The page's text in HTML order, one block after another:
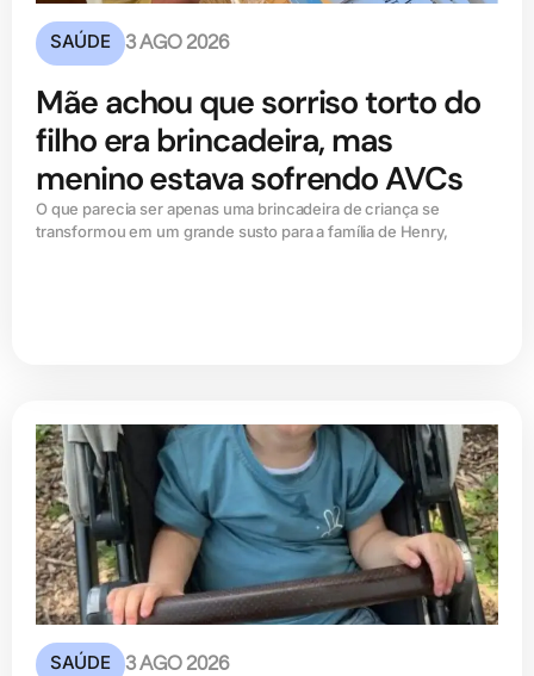
SAÚDE 3 AGO 2026
Mãe achou que sorriso torto do
filho era brincadeira, mas
menino estava sofrendo AVCs
O que parecia ser apenas uma brincadeira de criança se
transformou em um grande susto para a família de Henry,
SAÚDE 3 AGO 2026